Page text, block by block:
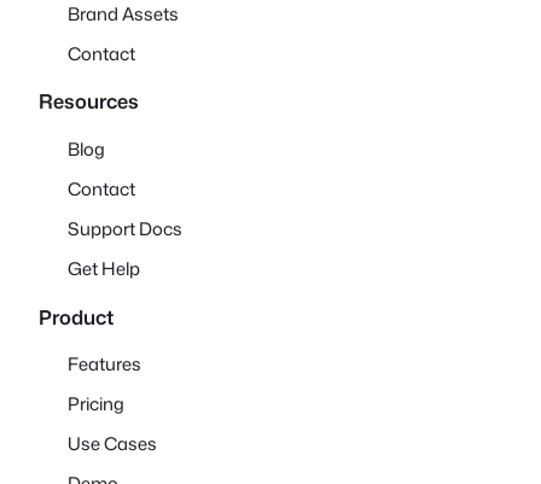
Brand Assets
Contact
Resources
Blog
Contact
Support Docs
Get Help
Product
Features
Pricing
Use Cases